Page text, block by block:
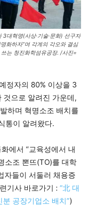
대혁명(사상·기술·문화) 선구자
화하자”며 각계의 각오와 결심
는 청진화학섬유공장. /사진=
정자의 80% 이상을 3
으로 알려진 가운데,
하며 혁명소조 배치를
통이 알려왔다.
에서 “교육성에서 내
소조 뽄뜨(TO)를 대학
자들이 서둘러 채용증
기사 바로가기 : “北 대
공장기업소 배치”)